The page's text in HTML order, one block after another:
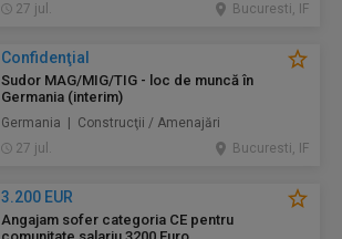
27 jul.
Bucuresti, IF
Confidenţial
Sudor MAG/MIG/TIG - loc de muncă în
Germania (interim)
Germania | Construcţii / Amenajări
27 jul.
Bucuresti, IF
3.200 EUR
Angajam sofer categoria CE pentru